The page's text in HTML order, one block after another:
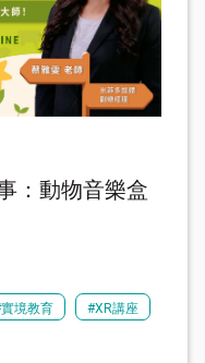
：動物音樂盒
境教育 #XR講座